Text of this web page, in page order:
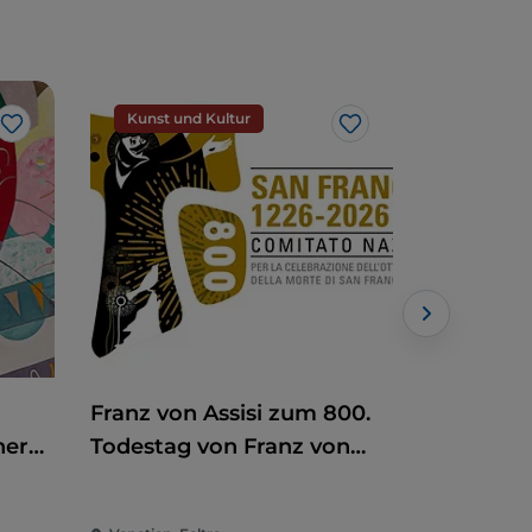
Like
Kunst und Kultur
Like
Franz von Assisi zum 800.
Todestag von Franz von